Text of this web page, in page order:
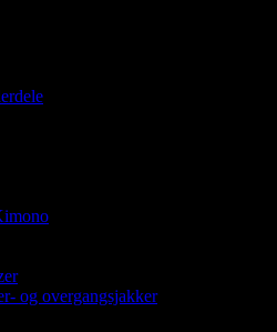
og overgangsjakker